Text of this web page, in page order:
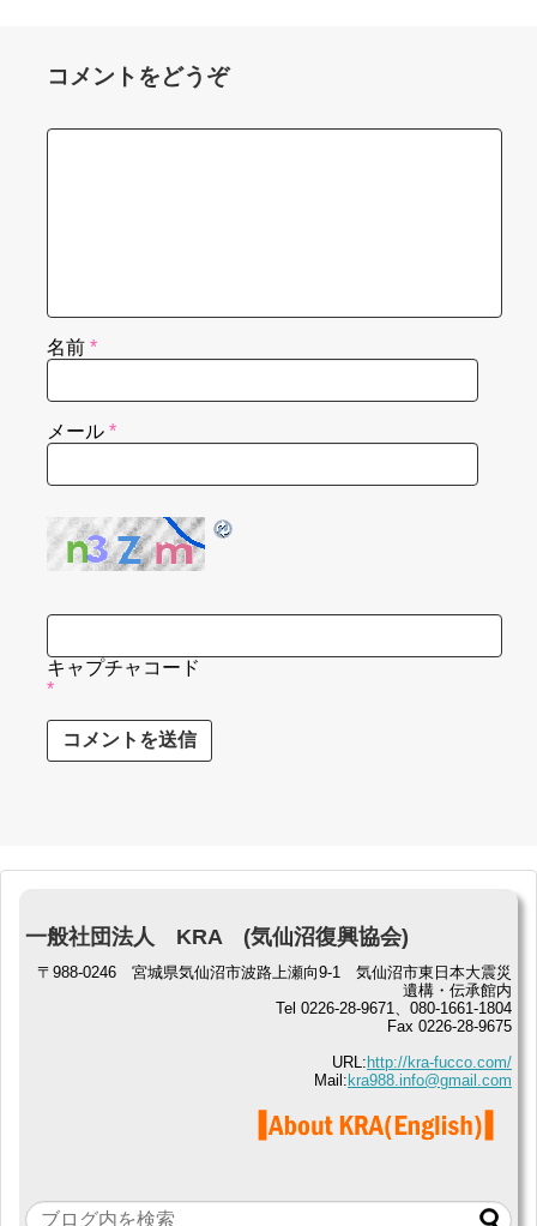
コメントをどうぞ
名前 *
メール *
キャプチャコード
*
一般社団法人 KRA (気仙沼復興協会)
〒988-0246 宮城県気仙沼市波路上瀬向9-1 気仙沼市東日本大震災
遺構・伝承館内
Tel 0226-28-9671、080-1661-1804
Fax 0226-28-9675
URL: http://kra-fucco.com/
Mail: kra988.info@gmail.com